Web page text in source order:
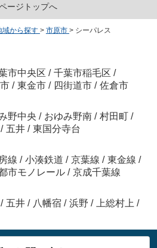
ージトップへ
域から探す > 市原市 > シーパレス
市中央区 / 千葉市稲毛区 /
/ 東金市 / 四街道市 / 佐倉市
野中央 / おゆみ野南 / 村田町 /
/ 五井 / 東国分寺台
線 / 小湊鉄道 / 京葉線 / 東金線 /
市モノレール / 京成千葉線
/ 五井 / 八幡宿 / 浜野 / 上総村上 /